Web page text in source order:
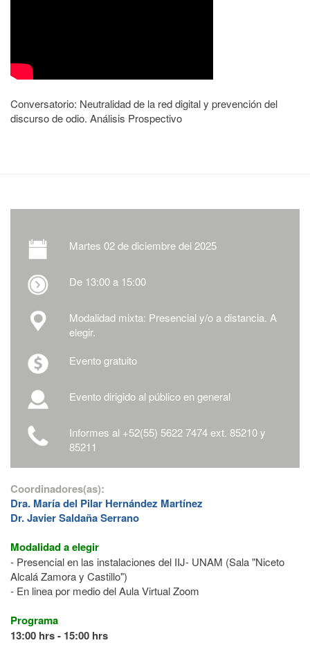
Conversatorio: Neutralidad de la red digital y prevención del
discurso de odio. Análisis Prospectivo
Martes 02 de diciembre del 2025
De 13:00 a 15:00
Modalidad mixta: Presencial y/o a distancia. A
elegir.
Evento gratuito
Evento dirigido al público en general
Informes al +52(55) 5622 7474 ext. 85210 y
85211
Coordinadores(as):
Dra. María del Pilar Hernández Martínez
Dr. Javier Saldaña Serrano
Modalidad a elegir
- Presencial en las instalaciones del IIJ- UNAM (Sala "Niceto
Alcalá Zamora y Castillo")
- En linea por medio del Aula Virtual Zoom
Programa
13:00 hrs - 15:00 hrs